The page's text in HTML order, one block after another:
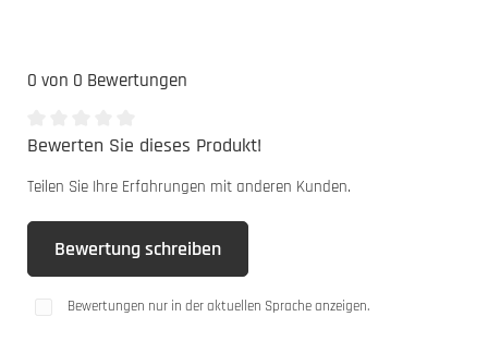
0 von 0 Bewertungen
Durchschnittliche Bewertung von 0 von 5 Sternen
Bewerten Sie dieses Produkt!
Teilen Sie Ihre Erfahrungen mit anderen Kunden.
Bewertung schreiben
Bewertungen nur in der aktuellen Sprache anzeigen.